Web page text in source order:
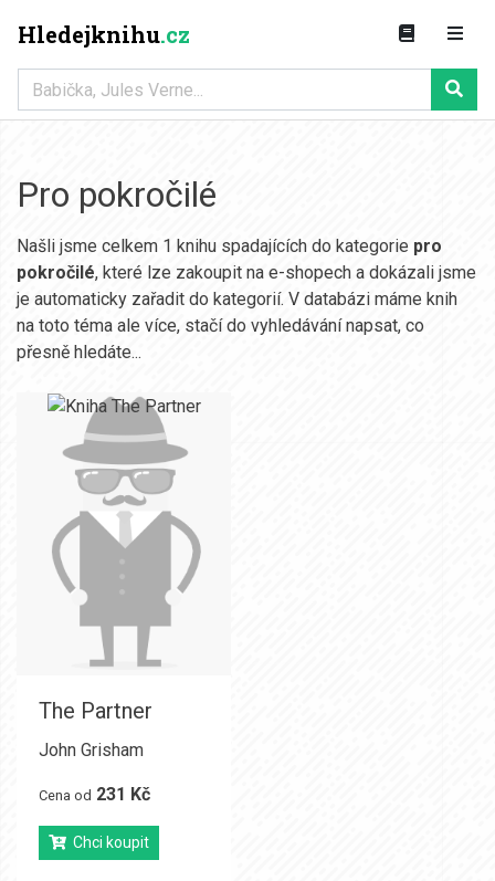
Hledejknihu.cz
Pro pokročilé
Našli jsme celkem 1 knihu spadajících do kategorie pro
pokročilé, které lze zakoupit na e-shopech a dokázali jsme
je automaticky zařadit do kategorií. V databázi máme knih
na toto téma ale více, stačí do vyhledávání napsat, co
přesně hledáte...
The Partner
John Grisham
Cena od 231 Kč
Chci koupit